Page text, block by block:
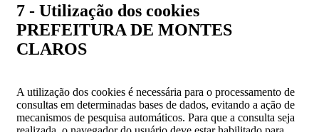
7 - Utilização dos cookies
PREFEITURA DE MONTES
CLAROS
A utilização dos cookies é necessária para o processamento de
consultas em determinadas bases de dados, evitando a ação de
mecanismos de pesquisa automáticos. Para que a consulta seja